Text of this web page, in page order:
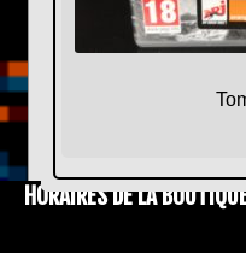
HORAIRES DE LA